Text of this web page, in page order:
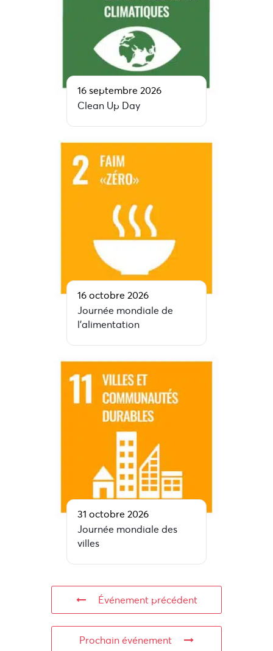
16 septembre 2026
Clean Up Day
16 octobre 2026
Journée mondiale de
l’alimentation
31 octobre 2026
Journée mondiale des
villes
Événement précédent
Prochain événement